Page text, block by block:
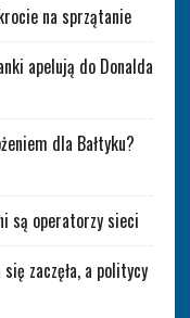
na sprzątanie
apelują do Donalda
dla Bałtyku?
są operatorzy sieci
zaczęła, a politycy